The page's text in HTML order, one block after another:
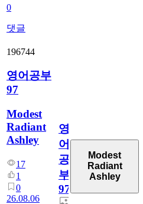
0
댓글
196744
영어공부
97
Modest
Radiant
Ashley
17
1
0
26.08.06
영
어
공
부
97
Modest
Radiant
Ashley